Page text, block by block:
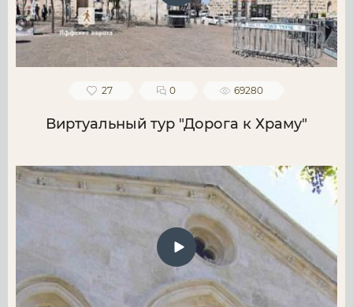
27 0 69280
Виртуальный тур "Дорога к Храму"